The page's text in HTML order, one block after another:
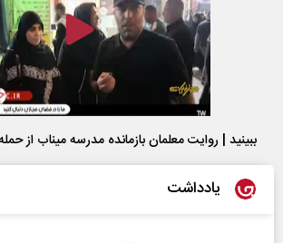
ببینید | روایت معلمان بازمانده مدرسه میناب از
یادداشت